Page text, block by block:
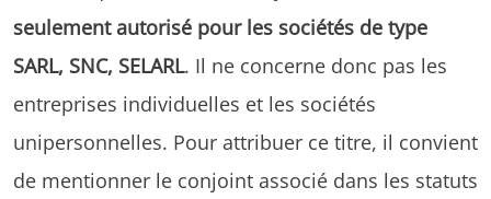
seulement autorisé pour les sociétés de type
SARL, SNC, SELARL. Il ne concerne donc pas les
entreprises individuelles et les sociétés
unipersonnelles. Pour attribuer ce titre, il convient
de mentionner le conjoint associé dans les statuts